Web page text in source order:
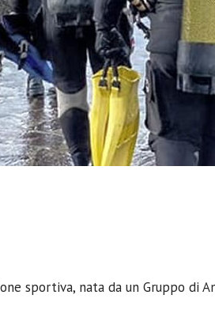
sportiva, nata da un Gruppo